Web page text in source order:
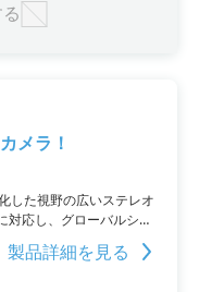
メラ！
した視野の広いステレオ
応し、グローバルシャ
より、カラーの3次元画
象物でも3次元化が可能
製品詳細を見る